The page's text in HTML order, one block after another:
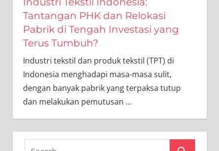
Tantangan PHK dan Relokasi
Pabrik di Tengah Investasi yang
Terus Tumbuh?
Industri tekstil dan produk tekstil (TPT) di
Indonesia menghadapi masa-masa sulit,
dengan banyak pabrik yang terpaksa tutup
dan melakukan pemutusan …